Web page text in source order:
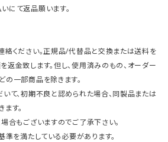
にて返品願います。
ください。正規品/代替品と交換または送料を
金致します。但し、使用済みのもの、オーダー
一部商品を除きます。
て、初期不良と認められた場合、同製品または
す。
合もございますのでご了承下さい。
準を満たしている必要があります。